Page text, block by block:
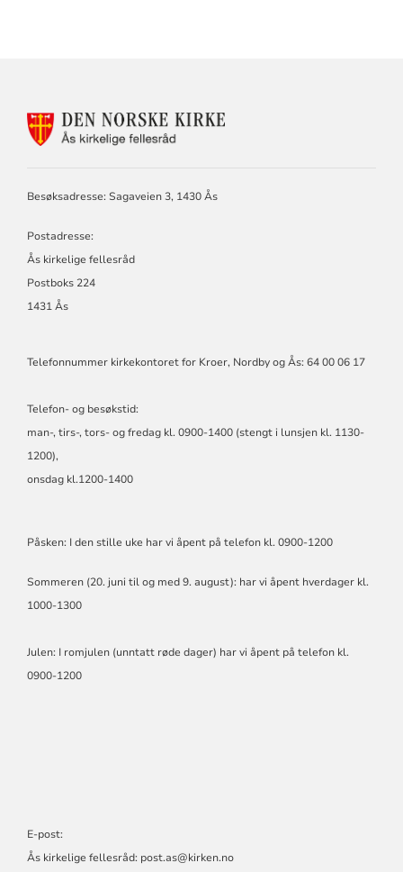
KONTAKTINFORMASJON
Besøksadresse: Sagaveien 3, 1430 Ås
Postadresse:
Ås kirkelige fellesråd
Postboks 224
1431 Ås
Telefonnummer kirkekontoret for Kroer, Nordby og Ås: 64 00 06 17
Telefon- og besøkstid:
man-, tirs-, tors- og fredag kl. 0900-1400 (stengt i lunsjen kl. 1130-
1200),
onsdag kl.1200-1400
Påsken: I den stille uke har vi åpent på telefon kl. 0900-1200
Sommeren (20. juni til og med 9. august): har vi åpent hverdager kl.
1000-1300
Julen: I romjulen (unntatt røde dager) har vi åpent på telefon kl.
0900-1200
E-post:
Ås kirkelige fellesråd: post.as@kirken.no